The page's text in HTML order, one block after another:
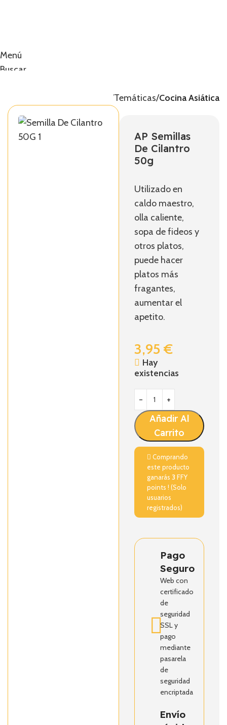
Menú
Buscar
Temáticas Cocina Asiática
AP Semillas
De Cilantro
50g
Utilizado en
caldo maestro,
olla caliente,
sopa de fideos y
otros platos,
puede hacer
platos más
fragantes,
aumentar el
apetito.
3,95€
Hay
existencias
Añadir Al
Carrito
Comprando
este producto
ganarás3 FFY
points ! (Solo
usuarios
registrados)
Pago
Seguro
Web con
certificado
de
seguridad
SSL y
pago
mediante
pasarela
de
seguridad
encriptada
Envío